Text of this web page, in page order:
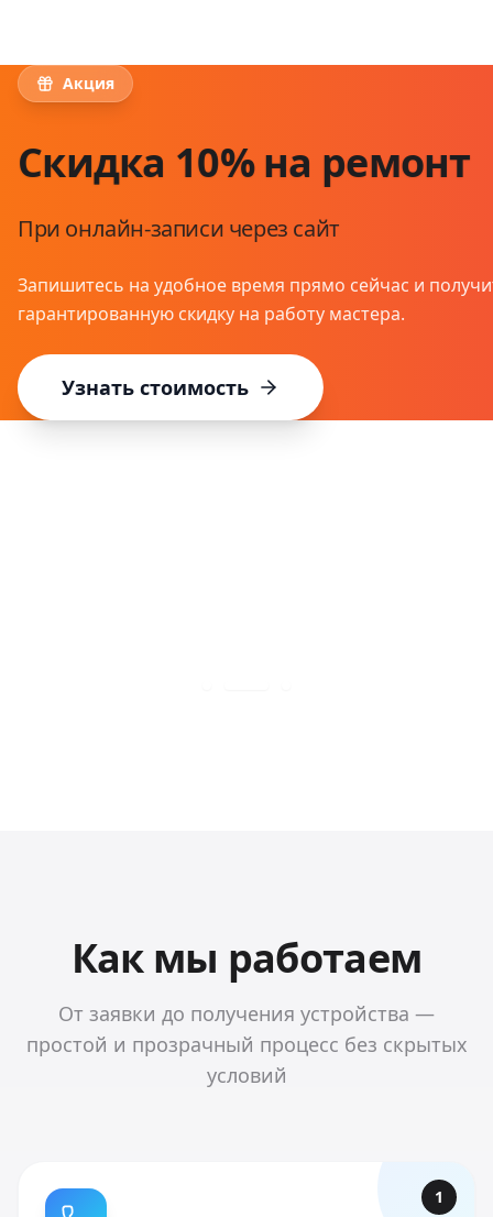
Акция
Скидка 10% на ремонт
При онлайн-записи через сайт
Запишитесь на удобное время прямо сейчас и
гарантированную скидку на работу мастера.
Узнать стоимость
Как мы работаем
От заявки до получения устройства —
простой и прозрачный процесс без скрытых
условий
1